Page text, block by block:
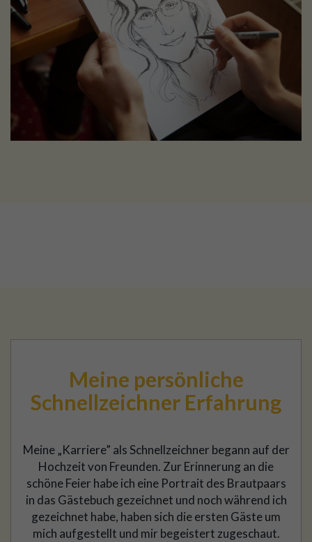
Meine persönliche
Schnellzeichner Erfahrung
Meine „Karriere” als Schnellzeichner begann auf der
Hochzeit von Freunden. Zur Erinnerung an die
schöne Feier habe ich eine Portrait des Brautpaars
in das Gästebuch gezeichnet und noch während ich
gezeichnet habe, haben sich die ersten Gäste um
mich aufgestellt und mir begeistert zugeschaut.